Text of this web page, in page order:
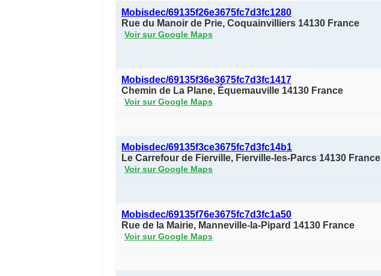
Mobisdec/69135f26e3675fc7d3fc1280
Rue du Manoir de Prie, Coquainvilliers 14130 France
Voir sur Google Maps
Mobisdec/69135f36e3675fc7d3fc1417
Chemin de La Plane, Équemauville 14130 France
Voir sur Google Maps
Mobisdec/69135f3ce3675fc7d3fc14b1
Le Carrefour de Fierville, Fierville-les-Parcs 14130 France
Voir sur Google Maps
Mobisdec/69135f76e3675fc7d3fc1a50
Rue de la Mairie, Manneville-la-Pipard 14130 France
Voir sur Google Maps